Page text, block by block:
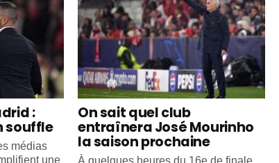
:
souffle
médias
une
On sait quel club
entraînera José Mourinho
la saison prochaine
À quelques heures du 16e de finale